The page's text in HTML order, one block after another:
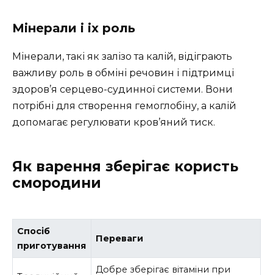
Мінерали і іх роль
Мінерали, такі як залізо та калій, відіграють
важливу роль в обміні речовин і підтримці
здоров’я серцево-судинної системи. Вони
потрібні для створення гемоглобіну, а калій
допомагає регулювати кров’яний тиск.
Як варення зберігає користь
смородини
Спосіб
приготування
Переваги
Добре зберігає вітаміни при